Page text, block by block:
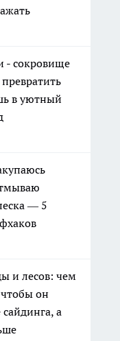
- сокровище
в уютный
— 5
и лесов: чем
он
а